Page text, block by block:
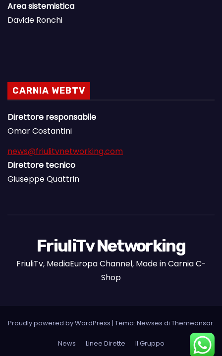
Area sistemistica
Davide Ronchi
CARNIA WEBTV
Direttore responsabile
Omar Costantini
news@friulitvnetworking.com
Direttore tecnico
Giuseppe Quattrin
FriuliTv Networking
FriuliTv, MediaEuropa Channel, Made in Carnia C-
Shop
Proudly powered by WordPress | Tema: Newses di Themeansar.
News Linee Dirette Il Gruppo